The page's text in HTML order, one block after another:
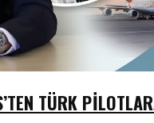
TÜRK